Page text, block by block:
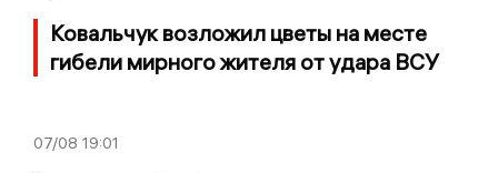
Ковальчук возложил цветы на месте
гибели мирного жителя от удара ВСУ
07/08 19:01